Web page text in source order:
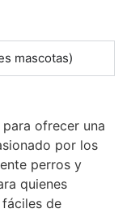
mascotas)
ofrecer una
por los
perros y
quienes
de